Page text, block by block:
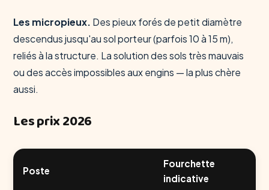
Les micropieux. Des pieux forés de petit diamètre
descendus jusqu'au sol porteur (parfois 10 à 15 m),
reliés à la structure. La solution des sols très mauvais
ou des accès impossibles aux engins — la plus chère
aussi.
Les prix 2026
Poste
Fourchette
indicative